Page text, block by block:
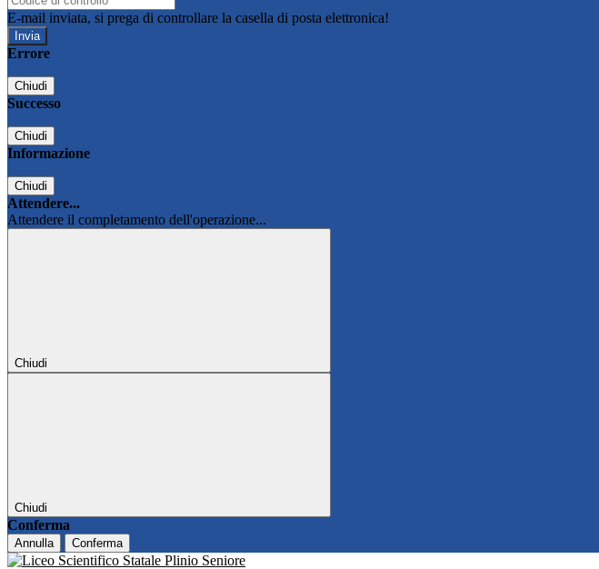
E-mail inviata, si prega di controllare la casella di posta elettronica!
Errore
Chiudi
Successo
Chiudi
Informazione
Chiudi
Attendere...
Attendere il completamento dell'operazione...
Chiudi
Chiudi
Conferma
Annulla Conferma